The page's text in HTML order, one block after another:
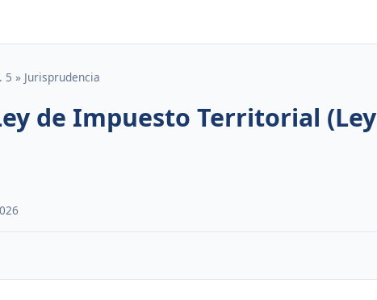
5 » Jurisprudencia
de Impuesto Territorial (Ley